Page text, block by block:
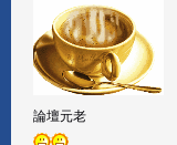
論壇元老